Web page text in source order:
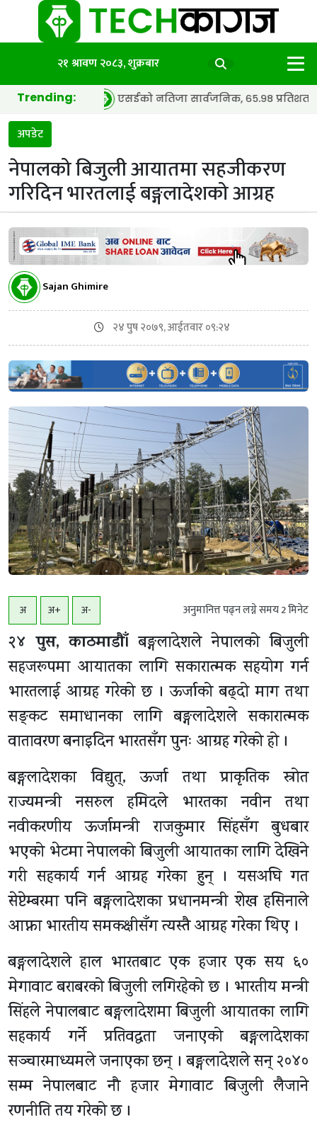
२१ श्रावण २०८३, शुक्रबार
Trending:एसईको नतिजा सार्वजनिक, ६५.९८ प्रतिशत विद्यार्थी
अपडेट
नेपालको बिजुली आयातमा सहजीकरण
गरिदिन भारतलाई बङ्गलादेशको आग्रह
Sajan Ghimire
२४ पुष २०७९, आईतवार ०९:२४
अ अ+ अ- अनुमानित्त पढ्न लग्ने समय2मिनेट
२४ पुस, काठमाडाैँ। बङ्गलादेशले नेपालको बिजुली
सहजरूपमा आयातका लागि सकारात्मक सहयोग गर्न
भारतलाई आग्रह गरेको छ । ऊर्जाको बढ्दो माग तथा
सङ्कट समाधानका लागि बङ्गलादेशले सकारात्मक
वातावरण बनाइदिन भारतसँग पुनः आग्रह गरेको हो ।
बङ्गलादेशका विद्युत्, ऊर्जा तथा प्राकृतिक स्रोत
राज्यमन्त्री नसरुल हमिदले भारतका नवीन तथा
नवीकरणीय ऊर्जामन्त्री राजकुमार सिंहसँग बुधबार
भएको भेटमा नेपालको बिजुली आयातका लागि देखिने
गरी सहकार्य गर्न आग्रह गरेका हुन् । यसअघि गत
सेप्टेम्बरमा पनि बङ्गलादेशका प्रधानमन्त्री शेख हसिनाले
आफ्ना भारतीय समकक्षीसँग त्यस्तै आग्रह गरेका थिए ।
बङ्गलादेशले हाल भारतबाट एक हजार एक सय ६०
मेगावाट बराबरको बिजुली लगिरहेको छ । भारतीय मन्त्री
सिंहले नेपालबाट बङ्गलादेशमा बिजुली आयातका लागि
सहकार्य गर्ने प्रतिवद्धता जनाएको बङ्गलादेशका
सञ्चारमाध्यमले जनाएका छन् । बङ्गलादेशले सन् २०४०
सम्म नेपालबाट नौ हजार मेगावाट बिजुली लैजाने
रणनीति तय गरेको छ ।